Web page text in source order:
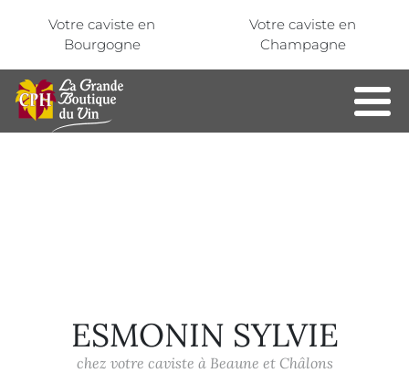
Votre caviste en
Bourgogne
Votre caviste en
Champagne
ESMONIN SYLVIE
chez votre caviste à Beaune et Châlons